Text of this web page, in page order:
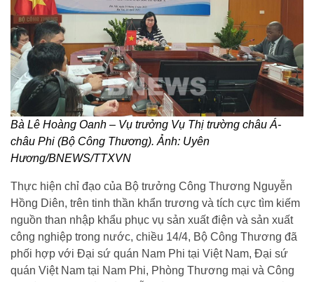
Bà Lê Hoàng Oanh – Vụ trưởng Vụ Thị trường châu Á-
châu Phi (Bộ Công Thương). Ảnh: Uyên
Hương/BNEWS/TTXVN
Thực hiện chỉ đạo của Bộ trưởng Công Thương Nguyễn
Hồng Diên, trên tinh thần khẩn trương và tích cực tìm kiếm
nguồn than nhập khẩu phục vụ sản xuất điện và sản xuất
công nghiệp trong nước, chiều 14/4, Bộ Công Thương đã
phối hợp với Đại sứ quán Nam Phi tại Việt Nam, Đại sứ
quán Việt Nam tại Nam Phi, Phòng Thương mại và Công